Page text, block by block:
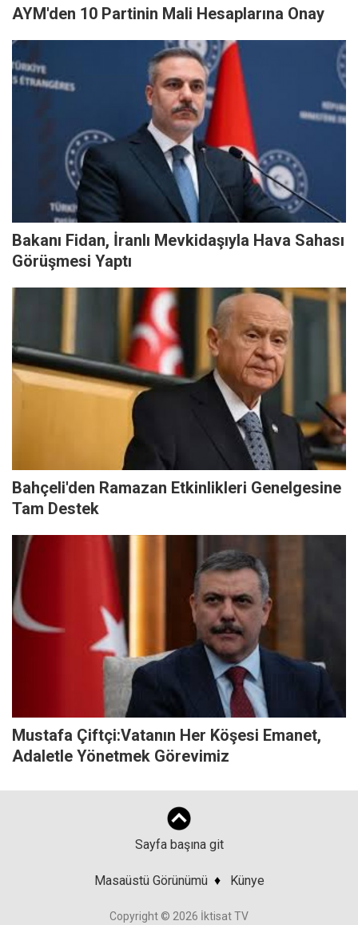
AYM'den 10 Partinin Mali Hesaplarına Onay
Bakanı Fidan, İranlı Mevkidaşıyla Hava Sahası
Görüşmesi Yaptı
Bahçeli'den Ramazan Etkinlikleri Genelgesine
Tam Destek
Mustafa Çiftçi:Vatanın Her Köşesi Emanet,
Adaletle Yönetmek Görevimiz
Sayfa başına git
Masaüstü Görünümü ♦ Künye
Copyright © 2026 İktisat TV